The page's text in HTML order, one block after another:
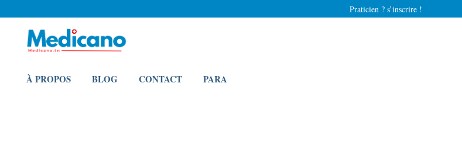
Praticien ? s’inscrire !
À PROPOS BLOG CONTACT PARA